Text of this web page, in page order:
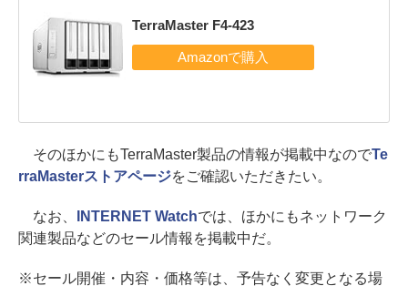
TerraMaster F4-423
そのほかにもTerraMaster製品の情報が掲載中なのでTe
rraMasterストアページをご確認いただきたい。
なお、 INTERNET Watchでは、ほかにもネットワーク
関連製品などのセール情報を掲載中だ。
※セール開催・内容・価格等は、予告なく変更となる場